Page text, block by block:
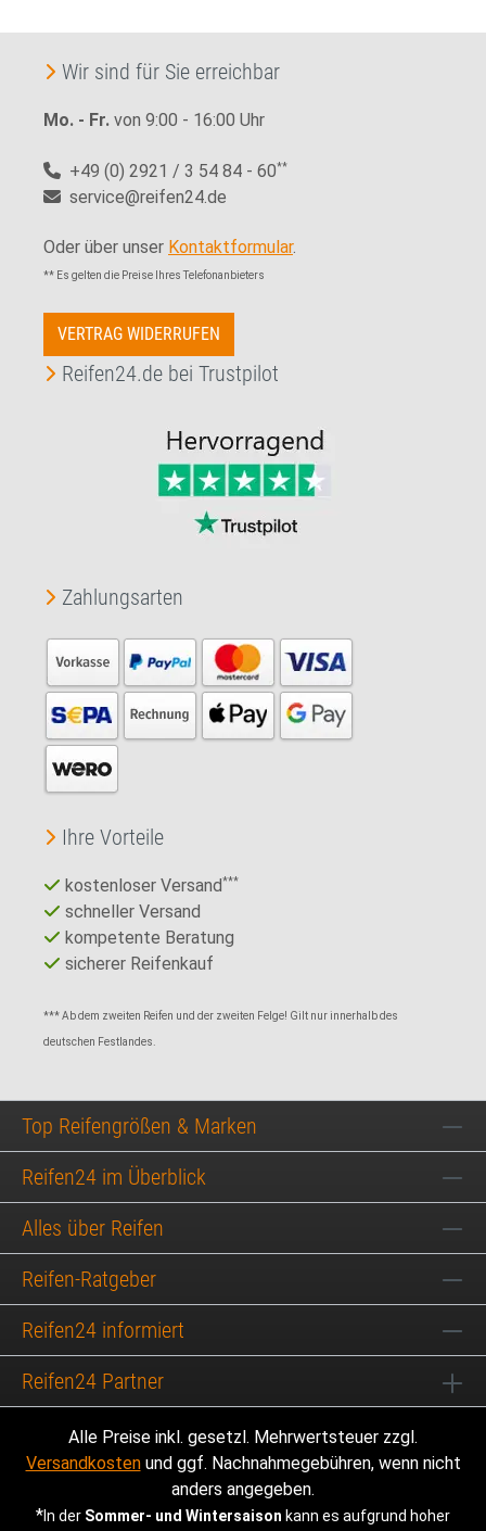
Wir sind für Sie erreichbar
Mo. - Fr. von 9:00 - 16:00 Uhr
+49 (0) 2921 / 3 54 84 - 60**
service@reifen24.de
Oder über unser Kontaktformular.
** Es gelten die Preise Ihres Telefonanbieters
VERTRAG WIDERRUFEN
Reifen24.de bei Trustpilot
Zahlungsarten
Ihre Vorteile
kostenloser Versand***
schneller Versand
kompetente Beratung
sicherer Reifenkauf
*** Ab dem zweiten Reifen und der zweiten Felge! Gilt nur innerhalb des
deutschen Festlandes.
Top Reifengrößen & Marken
Reifen24 im Überblick
Alles über Reifen
Reifen-Ratgeber
Reifen24 informiert
Reifen24 Partner
Alle Preise inkl. gesetzl. Mehrwertsteuer zzgl.
Versandkostenund ggf. Nachnahmegebühren, wenn nicht
anders angegeben.
*In der Sommer- und Wintersaison kann es aufgrund hoher